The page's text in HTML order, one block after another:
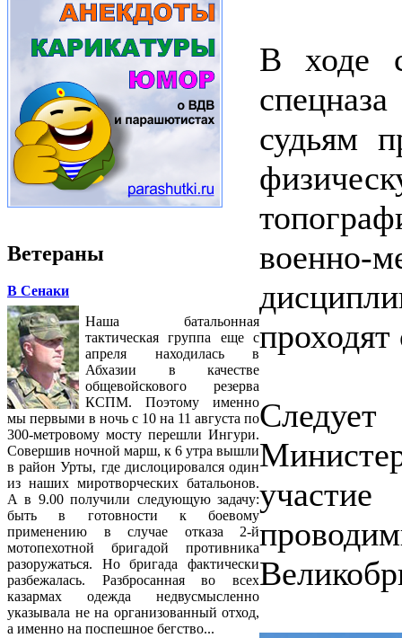
Ветераны
В Сенаки
Наша батальонная
тактическая группа еще с
апреля находилась в
Абхазии в качестве
общевойскового резерва
КСПМ. Поэтому именно
мы первыми в ночь с 10 на 11 августа по
300-метровому мосту перешли Ингури.
Совершив ночной марш, к 6 утра вышли
в район Урты, где дислоцировался один
из наших миротворческих батальонов.
А в 9.00 получили следующую задачу:
быть в готовности к боевому
применению в случае отказа 2-й
мотопехотной бригадой противника
разоружаться. Но бригада фактически
разбежалась. Разбросанная во всех
казармах одежда недвусмысленно
указывала не на организованный отход,
а именно на поспешное бегство...
В ходе
судьям
военно-
проходят
Следует